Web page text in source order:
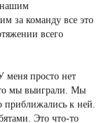
нашим
за команду все это
всего
просто нет
мы выиграли. Мы
приближались к ней.
Это что-то